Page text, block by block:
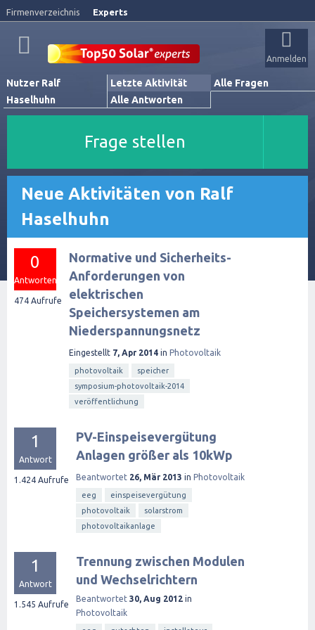
Firmenverzeichnis Experts
Anmelden
Nutzer Ralf
Haselhuhn
Letzte Aktivität
Alle Fragen
Alle Antworten
Frage stellen
Neue Aktivitäten von Ralf
Haselhuhn
0
Antworten
474 Aufrufe
Normative und Sicherheits-
Anforderungen von
elektrischen
Speichersystemen am
Niederspannungsnetz
Eingestellt 7, Apr 2014 in Photovoltaik
photovoltaik
speicher
symposium-photovoltaik-2014
veröffentlichung
1
Antwort
1.424 Aufrufe
PV-Einspeisevergütung
Anlagen größer als 10kWp
Beantwortet 26, Mär 2013 in Photovoltaik
eeg
einspeisevergütung
photovoltaik
solarstrom
photovoltaikanlage
1
Antwort
1.545 Aufrufe
Trennung zwischen Modulen
und Wechselrichtern
Beantwortet 30, Aug 2012 in
Photovoltaik